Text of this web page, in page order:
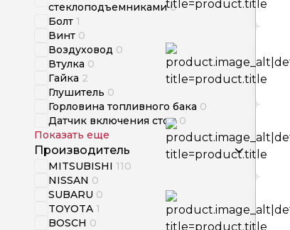
стеклоподъемниками0
Болт 1
Винт 0
Воздуховод 0
Втулка 0
Гайка 2
Глушитель 0
Горловина топливного бака 0
Датчик включения стоп 0
Показать еще
Производитель
MITSUBISHI 110
NISSAN 0
SUBARU 0
TOYOTA 1
BOSCH 0